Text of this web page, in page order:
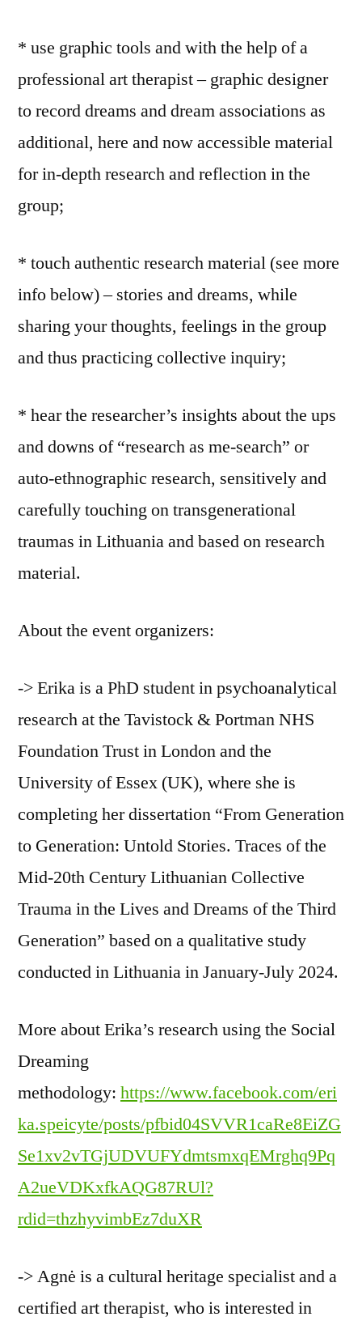
* use graphic tools and with the help of a
professional art therapist – graphic designer
to record dreams and dream associations as
additional, here and now accessible material
for in-depth research and reflection in the
group;
* touch authentic research material (see more
info below) – stories and dreams, while
sharing your thoughts, feelings in the group
and thus practicing collective inquiry;
* hear the researcher’s insights about the ups
and downs of “research as me-search” or
auto-ethnographic research, sensitively and
carefully touching on transgenerational
traumas in Lithuania and based on research
material.
About the event organizers:
-> Erika is a PhD student in psychoanalytical
research at the Tavistock & Portman NHS
Foundation Trust in London and the
University of Essex (UK), where she is
completing her dissertation “From Generation
to Generation: Untold Stories. Traces of the
Mid-20th Century Lithuanian Collective
Trauma in the Lives and Dreams of the Third
Generation” based on a qualitative study
conducted in Lithuania in January-July 2024.
More about Erika’s research using the Social
Dreaming
methodology: https://www.facebook.com/eri
ka.speicyte/posts/pfbid04SVVR1caRe8EiZG
Se1xv2vTGjUDVUFYdmtsmxqEMrghq9Pq
A2ueVDKxfkAQG87RUl?
rdid=thzhyvimbEz7duXR
-> Agnė is a cultural heritage specialist and a
certified art therapist, who is interested in